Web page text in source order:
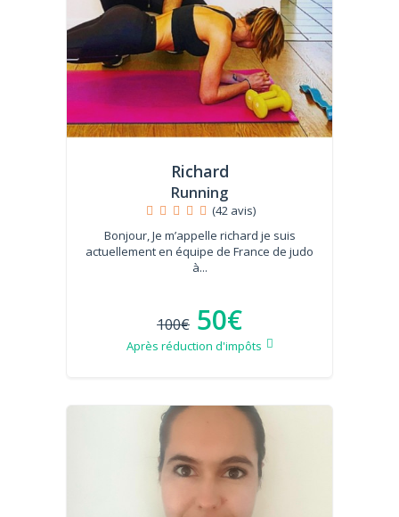
Richard
Running
(42 avis)
Bonjour, Je m’appelle richard je suis
actuellement en équipe de France de judo
à...
100€ 50€
Après réduction d'impôts